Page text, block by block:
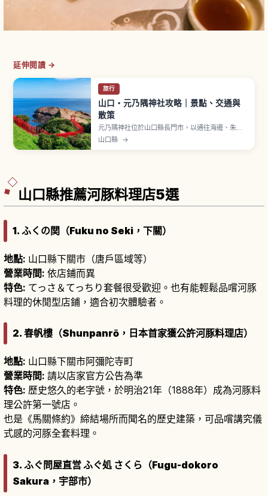
延伸閱讀 →
旅行
山口・元乃隅神社攻略｜景點、交通與
散策
元乃隅神社位於山口縣長門市，以通往海邊、朱紅
鳥居連綿排列的景觀而聞名，神社坐落於眺望日本
海的高台。123座紅鳥居延伸向日本海，與藍天碧海
山口縣 →
山口縣推薦河豚料理店5選
1. ふくの関（Fuku no Seki，下關）
地點: 山口縣下關市（唐戶區域等）
營業時間: 依店鋪而異
特色: てっさ＆てっちり套餐很受歡迎。也有能輕鬆品嚐河豚
料理的休閒型店鋪，適合初次體驗者。
2. 春帆樓（Shunpanrō，日本首家獲公許河豚料理店）
地點: 山口縣下關市阿彌陀寺町
營業時間: 請以店家官方公告為準
特色: 歷史悠久的老字號，於明治21年（1888年）成為河豚料
理公許第一號店。
也是《馬關條約》締結場所而聞名的歷史建築，可品嚐講究儀
式感的河豚全套料理。
3. ふぐ問屋直営 ふぐ処 さくら（Fugu-dokoro
Sakura，宇部市）